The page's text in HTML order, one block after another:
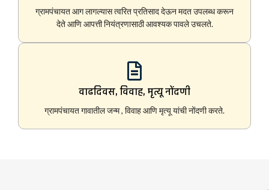
ग्रामपंचायत आग लागल्यास त्वरित प्रतिसाद देऊन मदत उपलब्ध करून
देते आणि आपत्ती नियंत्रणासाठी आवश्यक पावले उचलते.
वाढदिवस, विवाह, मृत्यू नोंदणी
ग्रामपंचायत गावातील जन्म , विवाह आणि मृत्यू यांची नोंदणी करते.